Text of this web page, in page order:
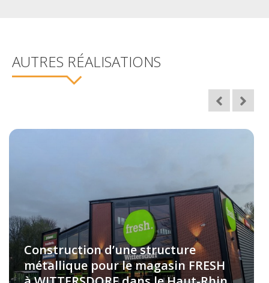
AUTRES RÉALISATIONS
Construction d’une structure
métallique pour le magasin FRESH